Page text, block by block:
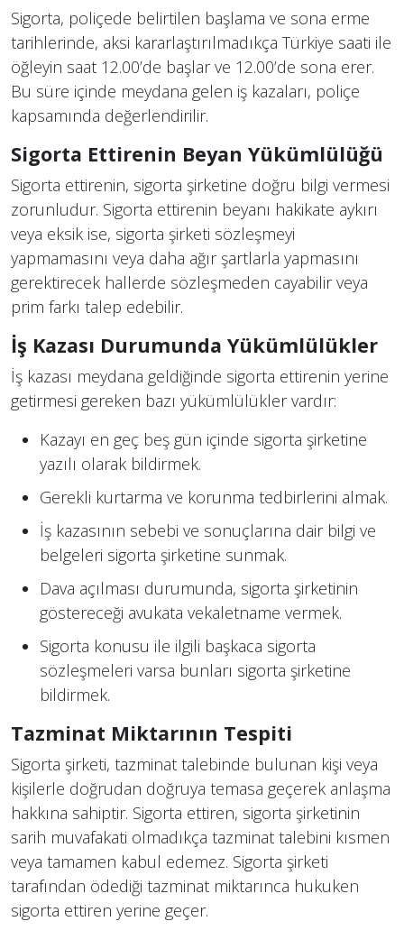
Sigorta, poliçede belirtilen başlama ve sona erme
tarihlerinde, aksi kararlaştırılmadıkça Türkiye saati ile
öğleyin saat 12.00’de başlar ve 12.00’de sona erer​​.
Bu süre içinde meydana gelen iş kazaları, poliçe
kapsamında değerlendirilir.
Sigorta Ettirenin Beyan Yükümlülüğü
Sigorta ettirenin, sigorta şirketine doğru bilgi vermesi
zorunludur. Sigorta ettirenin beyanı hakikate aykırı
veya eksik ise, sigorta şirketi sözleşmeyi
yapmamasını veya daha ağır şartlarla yapmasını
gerektirecek hallerde sözleşmeden cayabilir veya
prim farkı talep edebilir​​.
İş Kazası Durumunda Yükümlülükler
İş kazası meydana geldiğinde sigorta ettirenin yerine
getirmesi gereken bazı yükümlülükler vardır​​:
Kazayı en geç beş gün içinde sigorta şirketine
yazılı olarak bildirmek.
Gerekli kurtarma ve korunma tedbirlerini almak.
İş kazasının sebebi ve sonuçlarına dair bilgi ve
belgeleri sigorta şirketine sunmak.
Dava açılması durumunda, sigorta şirketinin
göstereceği avukata vekaletname vermek.
Sigorta konusu ile ilgili başkaca sigorta
sözleşmeleri varsa bunları sigorta şirketine
bildirmek.
Tazminat Miktarının Tespiti
Sigorta şirketi, tazminat talebinde bulunan kişi veya
kişilerle doğrudan doğruya temasa geçerek anlaşma
hakkına sahiptir. Sigorta ettiren, sigorta şirketinin
sarih muvafakati olmadıkça tazminat talebini kısmen
veya tamamen kabul edemez​​. Sigorta şirketi
tarafından ödediği tazminat miktarınca hukuken
sigorta ettiren yerine geçer.